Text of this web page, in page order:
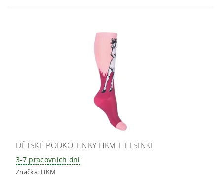
DĚTSKÉ PODKOLENKY HKM HELSINKI
3-7 pracovních dní
Značka: HKM